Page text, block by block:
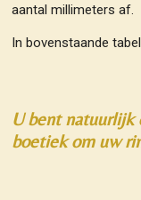
aantal millimeters af.
In bovenstaande
U bent natuurlijk
boetiek om uw